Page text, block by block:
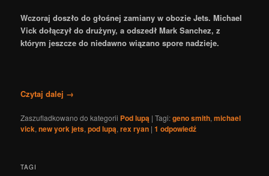
Wczoraj doszło do głośnej zamiany w obozie Jets. Michael
Vick dołączył do drużyny, a odszedł Mark Sanchez, z
którym jeszcze do niedawno wiązano spore nadzieje.
Czytaj dalej →
Zaszufladkowano do kategorii Pod lupą |Tagi:geno smith,michael
vick,new york jets,pod lupą,rex ryan |1 odpowiedź
TAGI